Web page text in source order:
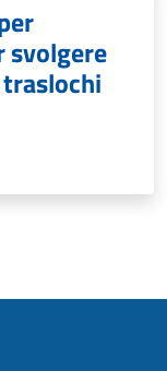
svolgere